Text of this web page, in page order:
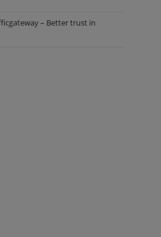
– Better trust in